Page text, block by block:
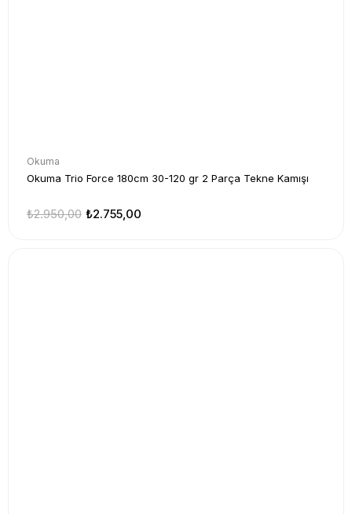
Okuma
Okuma Trio Force 180cm 30-120 gr 2 Parça Tekne Kamışı
₺2.755,00
₺2.950,00